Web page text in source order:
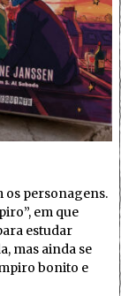
os personagens.
em que
estudar
mas ainda se
bonito e